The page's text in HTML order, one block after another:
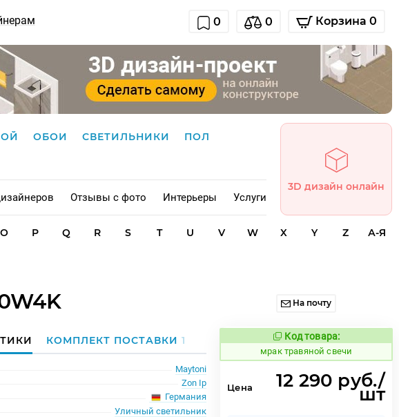
0 0 Корзина 0
ОБОИ СВЕТИЛЬНИКИ ПОЛ
Отзывы с фото Интерьеры Услуги
3D дизайн онлайн
O P Q R S T U V W X Y Z А-Я
На почту
КОМПЛЕКТ ПОСТАВКИ1
Maytoni
Zon Ip
Германия
Уличный светильник
Код товара:
1059834 Код товара:
мрак травяной свечи
Цена 12 290 руб./
шт